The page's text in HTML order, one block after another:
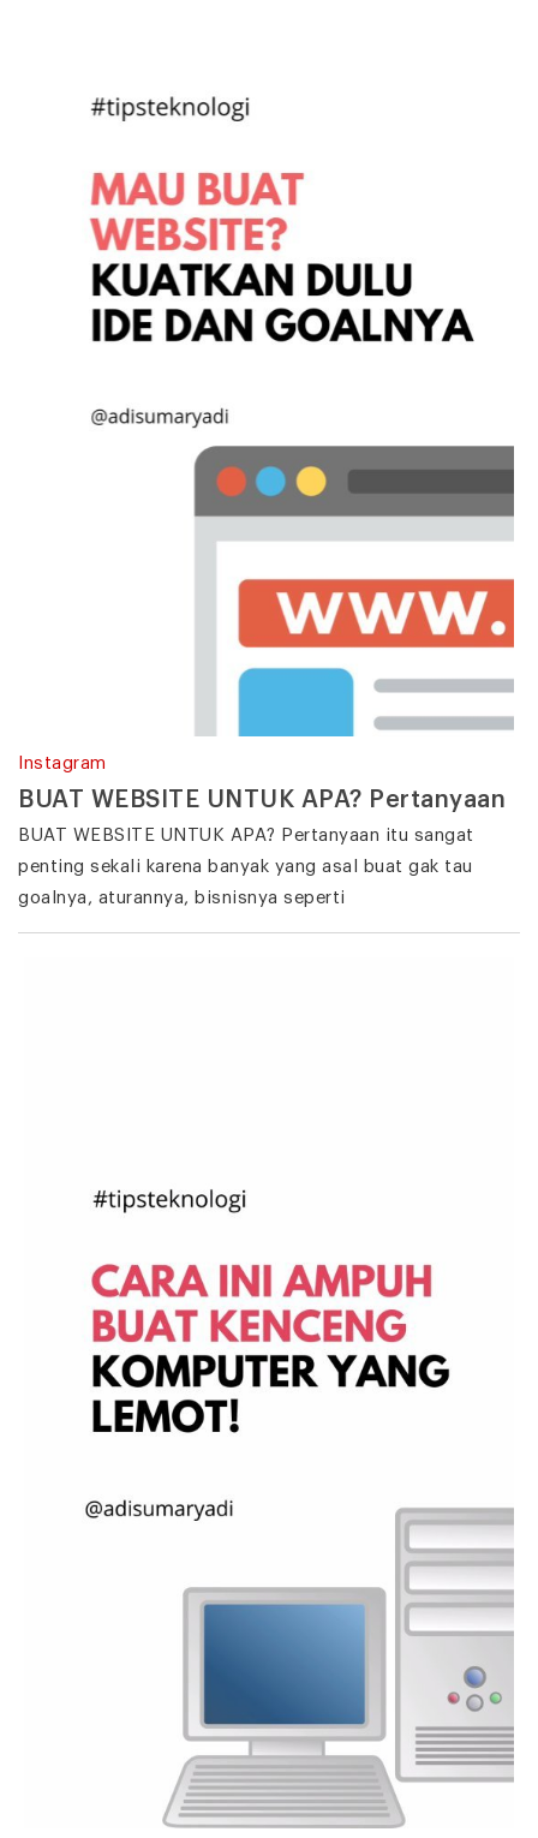
Instagram
BUAT WEBSITE UNTUK APA? Pertanyaan
BUAT WEBSITE UNTUK APA? Pertanyaan itu sangat
penting sekali karena banyak yang asal buat gak tau
goalnya, aturannya, bisnisnya seperti